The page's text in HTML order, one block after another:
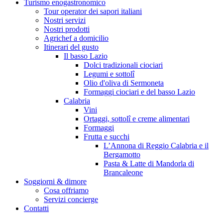
Turismo enogastronomico
Tour operator dei sapori italiani
Nostri servizi
Nostri prodotti
Agrichef a domicilio
Itinerari del gusto
Il basso Lazio
Dolci tradizionali ciociari
Legumi e sottolî
Olio d'oliva di Sermoneta
Formaggi ciociari e del basso Lazio
Calabria
Vini
Ortaggi, sottolî e creme alimentari
Formaggi
Frutta e succhi
L’Annona di Reggio Calabria e il
Bergamotto
Pasta & Latte di Mandorla di
Brancaleone
Soggiorni & dimore
Cosa offriamo
Servizi concierge
Contatti